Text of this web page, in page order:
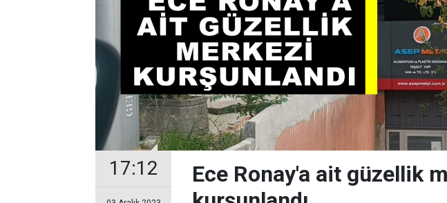
17:12
Ece Ronay'a ait güzellik